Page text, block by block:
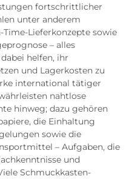
fortschrittlicher
unter anderem
Lieferkonzepte sowie
– alles
helfen, ihr
und Lagerkosten zu
international tätiger
nahtlose
hinweg; dazu gehören
die Einhaltung
sowie die
– Aufgaben, die
und
Schmuckkasten-